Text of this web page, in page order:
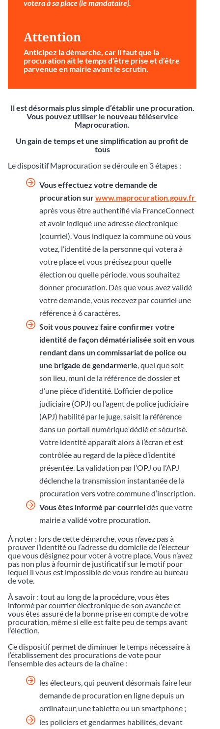
votera à sa place (le mandataire).
Attention
Anticipez la démarche , car il faut que la
procuration ait le temps d’être prise et d’être
parvenue en mairie avant le scrutin.
Il est désormais plus simple d’établir une procuration.
Vous pouvez utiliser le nouveau téléservice
Maprocuration.
Un gain de temps et une simplification au profit de
tous
Le dispositif Maprocuration se déroule en 3 étapes :
Vous effectuez votre demande de
procuration surwww.maprocuration.gouv.fr
après vous être authentifié via FranceConnect
et avoir indiqué une adresse électronique
(courriel). Vous indiquez la commune où vous
votez, l’identité de la personne qui votera à
votre place et vous précisez pour quelle
élection ou quelle période, vous souhaitez
donner procuration. Dès que vous avez validé
votre demande, vous recevez par courriel une
référence à 6 caractères.
Soit vous pouvez faire confirmer votre
identité de façon dématérialisée soit en vous
rendantdans un commissariat de police ou
une brigade de gendarmerie , quel que soit
son lieu, muni de la référence de dossier et
d’une pièce d’identité. L’officier de police
judiciaire (OPJ) ou l’agent de police judiciaire
(APJ) habilité par le juge, saisit la référence
dans un portail numérique dédié et sécurisé.
Votre identité apparaît alors à l’écran et est
contrôlée au regard de la pièce d’identité
présentée. La validation par l’OPJ ou l’APJ
déclenche la transmission instantanée de la
procuration vers votre commune d’inscription.
Vous êtes informé par courrieldès que votre
mairie a validé votre procuration.
À noter : lors de cette démarche, vous n’avez pas à
prouver l’identité ou l’adresse du domicile de l’électeur
que vous désignez pour voter à votre place. Vous n’avez
pas non plus à fournir de justificatif sur le motif pour
lequel il vous est impossible de vous rendre au bureau
de vote.
À savoir : tout au long de la procédure, vous êtes
informé par courrier électronique de son avancée et
vous êtes assuré de la bonne prise en compte de votre
procuration, même si elle est faite peu de temps avant
l’élection.
Ce dispositif permet de diminuer le temps nécessaire à
l’établissement des procurations de vote pour
l’ensemble des acteurs de la chaîne :
les électeurs, qui peuvent désormais faire leur
demande de procuration en ligne depuis un
ordinateur, une tablette ou un smartphone ;
les policiers et gendarmes habilités, devant